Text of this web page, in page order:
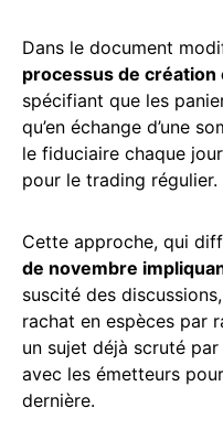
Dans le document
processus de création
spécifiant que les
qu’en échange d’une
le fiduciaire chaque
pour le trading régulier.
Cette approche, qui
de novembre
suscité des
rachat en espèces par
un sujet déjà scruté
avec les émetteurs
dernière.